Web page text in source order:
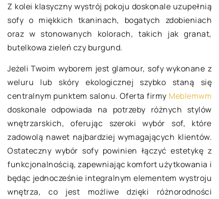
Z kolei klasyczny wystrój pokoju doskonale uzupełnią
sofy o miękkich tkaninach, bogatych zdobieniach
oraz w stonowanych kolorach, takich jak granat,
butelkowa zieleń czy burgund.
Jeżeli Twoim wyborem jest glamour, sofy wykonane z
weluru lub skóry ekologicznej szybko staną się
centralnym punktem salonu. Oferta firmy Meblemwm
doskonale odpowiada na potrzeby różnych stylów
wnętrzarskich, oferując szeroki wybór sof, które
zadowolą nawet najbardziej wymagających klientów.
Ostateczny wybór sofy powinien łączyć estetykę z
funkcjonalnością, zapewniając komfort użytkowania i
będąc jednocześnie integralnym elementem wystroju
wnętrza, co jest możliwe dzięki różnorodności